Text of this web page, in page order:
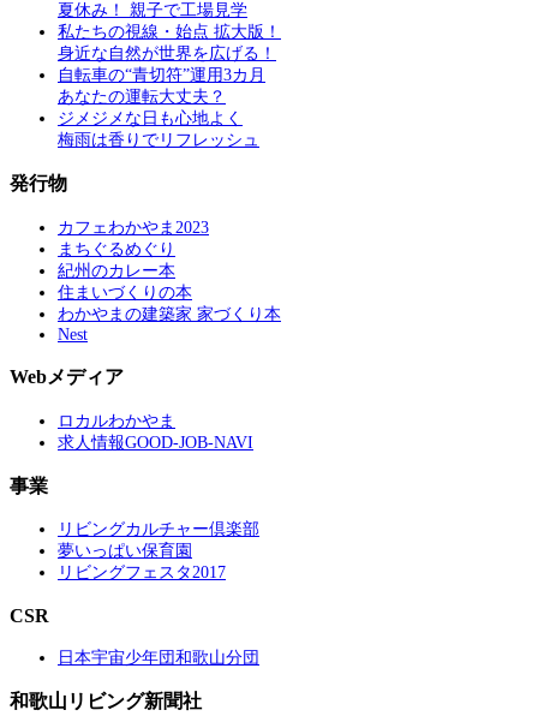
夏休み！ 親子で工場見学
私たちの視線・始点 拡大版！
身近な自然が世界を広げる！
自転車の“青切符”運用3カ月
あなたの運転大丈夫？
ジメジメな日も心地よく
梅雨は香りでリフレッシュ
発行物
カフェわかやま2023
まちぐるめぐり
紀州のカレー本
住まいづくりの本
わかやまの建築家 家づくり本
Nest
Webメディア
ロカルわかやま
求人情報GOOD-JOB-NAVI
事業
リビングカルチャー倶楽部
夢いっぱい保育園
リビングフェスタ2017
CSR
日本宇宙少年団和歌山分団
和歌山リビング新聞社